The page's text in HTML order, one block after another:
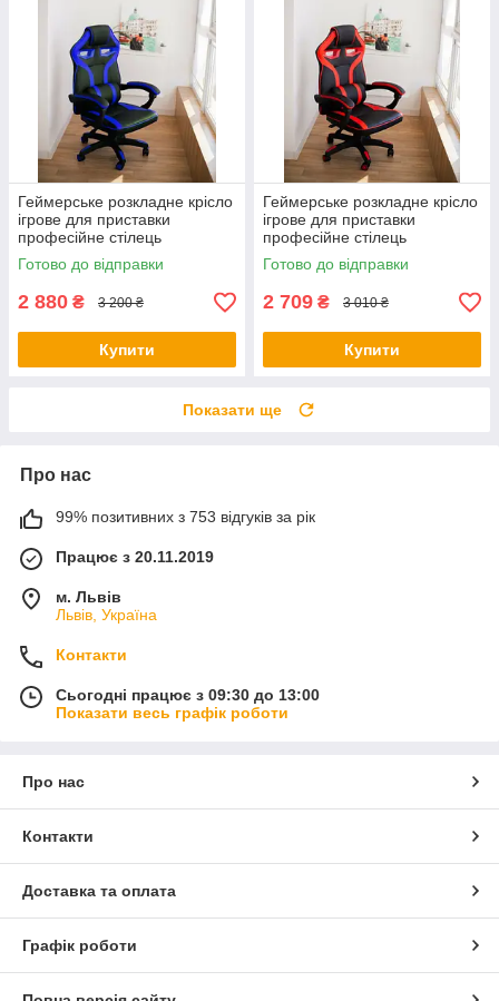
Геймерське розкладне крісло
ігрове для приставки
професійне стілець
комп'ютерний Bonro B 8-2-7
синій
Готово до відправки
2 880 ₴ 3 200 ₴
Купити
Геймерське розкладне крісло
ігрове для приставки
професійне стілець
комп'ютерний Bonro B 827
червоний
Готово до відправки
2 709 ₴ 3 010 ₴
Купити
Показати ще
Про нас
99% позитивних з 753 відгуків за рік
Працює з 20.11.2019
м. Львів
Львів, Україна
Контакти
Сьогодні працює з 09:30 до 13:00
Показати весь графік роботи
Про нас
Контакти
Доставка та оплата
Графік роботи